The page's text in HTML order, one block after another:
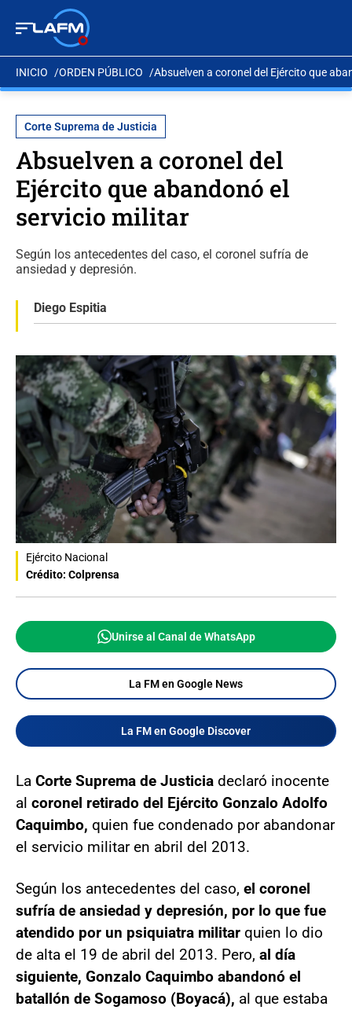
INICIO ORDEN PÚBLICO Absuelven a coronel del Ejército que
Corte Suprema de Justicia
Absuelven a coronel del
Ejército que abandonó el
servicio militar
Según los antecedentes del caso, el coronel sufría de
ansiedad y depresión.
Diego Espitia
Ejército Nacional
Crédito: Colprensa
Unirse al Canal de WhatsApp
La FM en Google News
La FM en Google Discover
La Corte Suprema de Justicia declaró inocente
al coronel retirado del Ejército Gonzalo Adolfo
Caquimbo, quien fue condenado por abandonar
el servicio militar en abril del 2013.
Según los antecedentes del caso, el coronel
sufría de ansiedad y depresión, por lo que fue
atendido por un psiquiatra militar quien lo dio
de alta el 19 de abril del 2013. Pero, al día
siguiente, Gonzalo Caquimbo abandonó el
batallón de Sogamoso (Boyacá), al que estaba